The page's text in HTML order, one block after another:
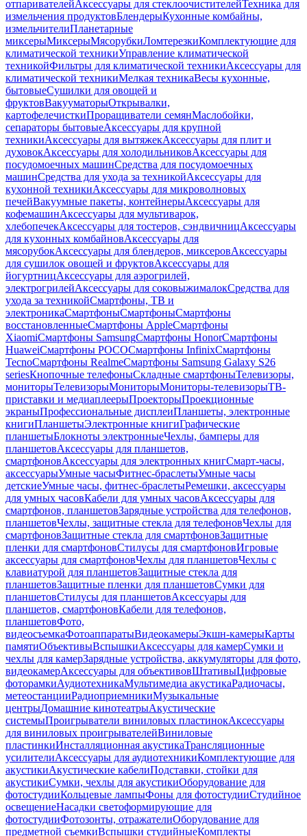
отпаривателейАксессуары для стеклоочистителейТехника для
измельчения продуктовБлендерыКухонные комбайны,
измельчителиПланетарные
миксерыМиксерыМясорубкиЛомтерезкиКомплектующие для
климатической техникиУправление климатической
техникойФильтры для климатической техникиАксессуары для
климатической техникиМелкая техникаВесы кухонные,
бытовыеСушилки для овощей и
фруктовВакууматорыОткрывалки,
картофелечисткиПроращиватели семянМаслобойки,
сепараторы бытовыеАксессуары для крупной
техникиАксессуары для вытяжекАксессуары для плит и
духовокАксессуары для холодильниковАксессуары для
посудомоечных машинСредства для посудомоечных
машинСредства для ухода за техникойАксессуары для
кухонной техникиАксессуары для микроволновых
печейВакуумные пакеты, контейнерыАксессуары для
кофемашинАксессуары для мультиварок,
хлебопечекАксессуары для тостеров, сэндвичницАксессуары
для кухонных комбайновАксессуары для
мясорубокАксессуары для блендеров, миксеровАксессуары
для сушилок овощей и фруктовАксессуары для
йогуртницАксессуары для аэрогрилей,
электрогрилейАксессуары для соковыжималокСредства для
ухода за техникойСмартфоны, ТВ и
электроникаСмартфоныСмартфоныСмартфоны
восстановленныеСмартфоны AppleСмартфоны
XiaomiСмартфоны SamsungСмартфоны HonorСмартфоны
HuaweiСмартфоны POCOСмартфоны InfinixСмартфоны
TecnoСмартфоны RealmeСмартфоны Samsung Galaxy S26
seriesКнопочные телефоныСкладные смартфоныТелевизоры,
мониторыТелевизорыМониторыМониторы-телевизорыТВ-
приставки и медиаплеерыПроекторыПроекционные
экраныПрофессиональные дисплеиПланшеты, электронные
книгиПланшетыЭлектронные книгиГрафические
планшетыБлокноты электронныеЧехлы, бамперы для
планшетовАксессуары для планшетов,
смартфоновАксессуары для электронных книгСмарт-часы,
аксессуарыУмные часыФитнес-браслетыУмные часы
детскиеУмные часы, фитнес-браслетыРемешки, аксессуары
для умных часовКабели для умных часовАксессуары для
смартфонов, планшетовЗарядные устройства для телефонов,
планшетовЧехлы, защитные стекла для телефоновЧехлы для
смартфоновЗащитные стекла для смартфоновЗащитные
пленки для смартфоновСтилусы для смартфоновИгровые
аксессуары для смартфоновЧехлы для планшетовЧехлы с
клавиатурой для планшетовЗащитные стекла для
планшетовЗащитные пленки для планшетовСумки для
планшетовСтилусы для планшетовАксессуары для
планшетов, смартфоновКабели для телефонов,
планшетовФото,
видеосъемкаФотоаппаратыВидеокамерыЭкшн-камерыКарты
памятиОбъективыВспышкиАксессуары для камерСумки и
чехлы для камерЗарядные устройства, аккумуляторы для фото,
видеокамерАксессуары для объективовШтативыЦифровые
фоторамкиАудиотехникаМультимедиа акустикаРадиочасы,
метеостанцииРадиоприемникиМузыкальные
центрыДомашние кинотеатрыАкустические
системыПроигрыватели виниловых пластинокАксессуары
для виниловых проигрывателейВиниловые
пластинкиИнсталляционная акустикаТрансляционные
усилителиАксессуары для аудиотехникиКомплектующие для
акустикиАкустические кабелиПодставки, стойки для
акустикиСумки, чехлы для акустикиОборудование для
фотостудииКольцевые лампыФоны для фотостудииСтудийное
освещениеНасадки светоформирующие для
фотостудииФотозонты, отражателиОборудование для
предметной съемкиВспышки студийныеКомплекты